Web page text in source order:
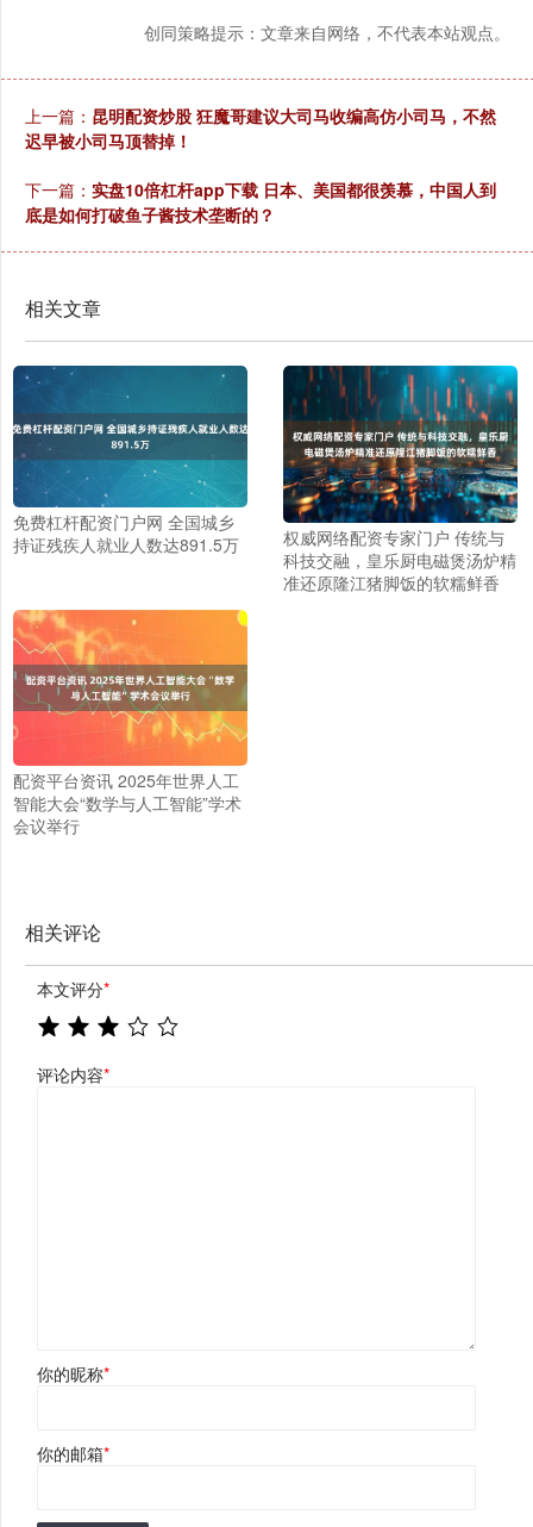
创同策略提示：文章来自网络，不代表本站观点。
上一篇： 昆明配资炒股 狂魔哥建议大司马收编高仿小司马，不然
迟早被小司马顶替掉！
下一篇： 实盘10倍杠杆app下载 日本、美国都很羡慕，中国人到
底是如何打破鱼子酱技术垄断的？
相关文章
免费杠杆配资门户网 全国城乡
持证残疾人就业人数达891.5万
权威网络配资专家门户 传统与
科技交融，皇乐厨电磁煲汤炉精
准还原隆江猪脚饭的软糯鲜香
配资平台资讯 2025年世界人工
智能大会“数学与人工智能”学术
会议举行
相关评论
本文评分*
评论内容*
你的昵称*
你的邮箱*